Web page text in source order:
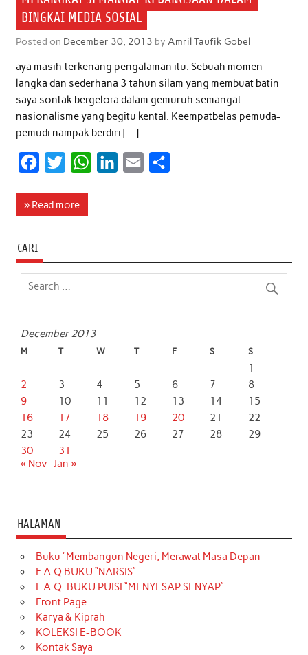
BINGKAI MEDIA SOSIAL
Posted on December 30, 2013 by Amril Taufik Gobel
aya masih terkenang pengalaman itu. Sebuah momen
langka dan sederhana 3 tahun silam yang membuat batin
saya sontak bergelora dalam gemuruh semangat
nasionalisme yang begitu kental. Keempatbelas pemuda-
pemudi nampak berdiri […]
c
o
o
i
e
W
A
d
» Read more
CARI
December 2013
M T W T F S S
1
2
3 4 5 6 7
8
9
10 11 12 13 14
15
16
17 18 19 20 21
22
23
24 25 26 27 28
29
30
31
« Nov Jan »
HALAMAN
Buku “Membangun Negeri, Merawat Masa Depan
F.A.Q BUKU “NARSIS”
F.A.Q. BUKU PUISI “MENYESAP SENYAP”
Front Page
Karya & Kiprah
KOLEKSI E-BOOK
Kontak Saya